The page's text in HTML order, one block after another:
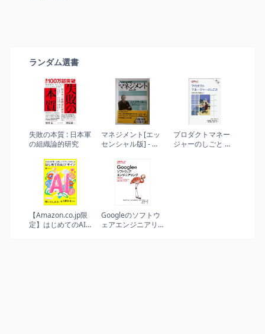
ランダム選書
失敗の本質 : 日本軍
の組織論的研究
マネジメント[エッ
センシャル版] - 基
プロダクトマネー
ジャーのしごと 第2
【Amazon.co.jp限
定】はじめてのAI
Googleのソフトウ
ェアエンジニアリ